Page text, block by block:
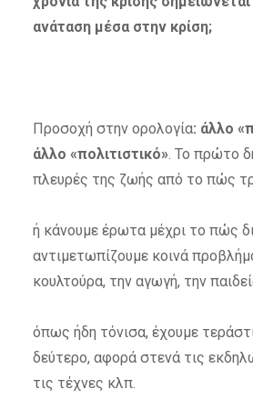
ανάταση μέσα στην κρίση;
Προσοχή στην ορολογία: άλλο
άλλο «πολιτιστικό». Το πρώτο
πλευρές της ζωής από το πώς
ή κάνουμε έρωτα μέχρι το πώς
αντιμετωπίζουμε κοινά
κουλτούρα, την αγωγή, την
όπως ήδη τόνισα, έχουμε
δεύτερο, αφορά στενά τις
τις τέχνες κλπ.